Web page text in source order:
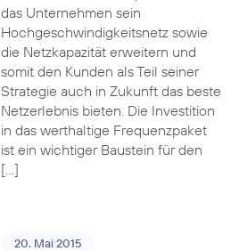
das Unternehmen sein
Hochgeschwindigkeitsnetz sowie
die Netzkapazität erweitern und
somit den Kunden als Teil seiner
Strategie auch in Zukunft das beste
Netzerlebnis bieten. Die Investition
in das werthaltige Frequenzpaket
ist ein wichtiger Baustein für den
[…]
20. Mai 2015